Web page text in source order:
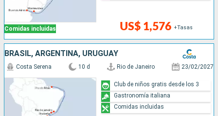
Comidas incluidas US$ 1,576 +Tasas
BRASIL, ARGENTINA, URUGUAY
Costa Serena 10 d Rio de Janeiro 23/02/2027
Club de niños gratis desde los 3
Gastronomía italiana
Comidas incluidas